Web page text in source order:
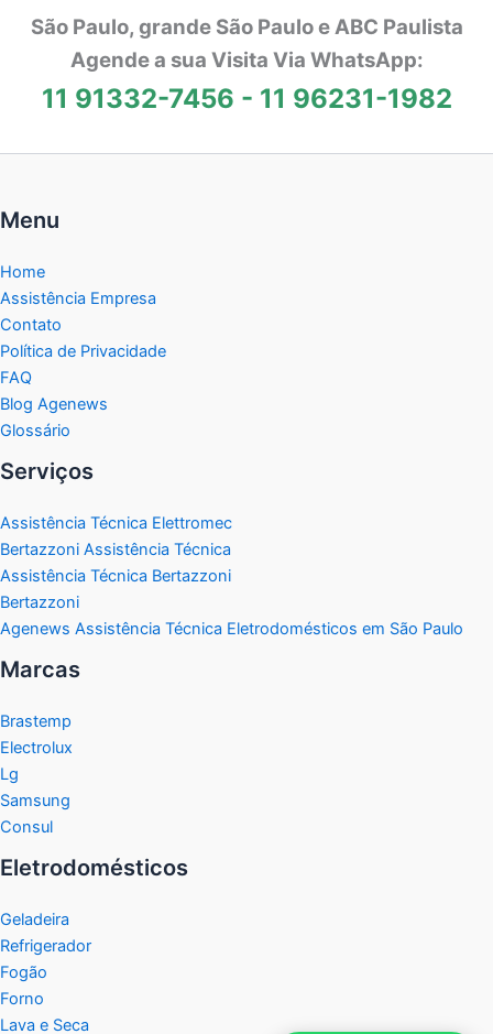
São Paulo, grande São Paulo e ABC Paulista
Agende a sua Visita Via WhatsApp:
11 91332-7456 - 11 96231-1982
Menu
Home
Assistência Empresa
Contato
Política de Privacidade
FAQ
Blog Agenews
Glossário
Serviços
Assistência Técnica Elettromec
Bertazzoni Assistência Técnica
Assistência Técnica Bertazzoni
Bertazzoni
Agenews Assistência Técnica Eletrodomésticos em São Paulo
Marcas
Brastemp
Electrolux
Lg
Samsung
Consul
Eletrodomésticos
Geladeira
Refrigerador
Fogão
Forno
Lava e Seca